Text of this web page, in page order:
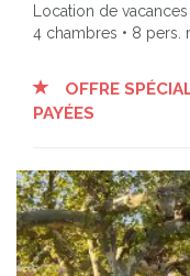
Location de
4 chambres • 8 pers.
OFFRE
PAYÉES